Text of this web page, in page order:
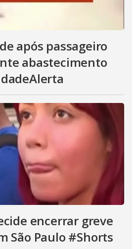
após passageiro
abastecimento
encerrar greve
São Paulo #Shorts